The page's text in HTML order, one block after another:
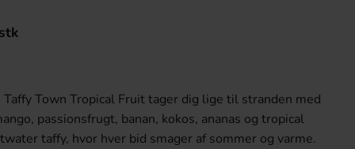
Town Tropical Fruit tager dig lige til stranden med
passionsfrugt, banan, kokos, ananas og tropical
taffy, hvor hver bid smager af sommer og varme.